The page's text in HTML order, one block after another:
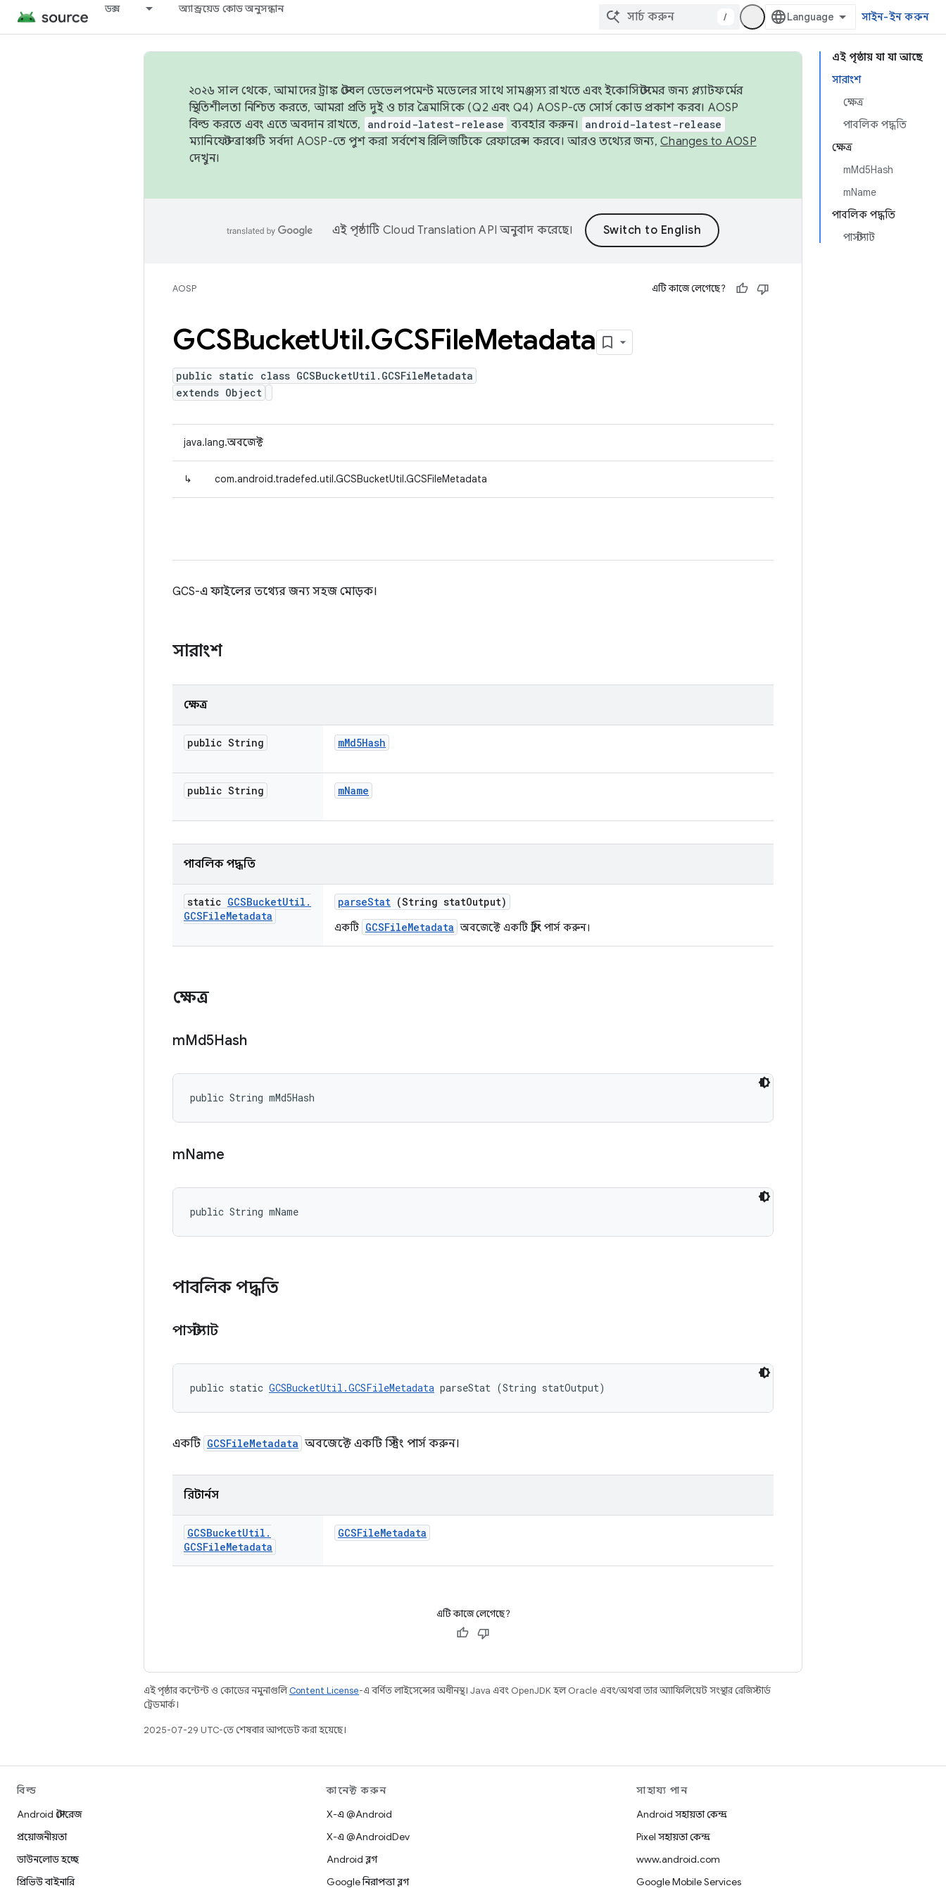
ডক্স অ্যান্ড্রয়েড কোড অনুসন্ধান
/ সাইন-ইন করুন
এই পৃষ্ঠায় যা যা আছে
সারাংশ
ক্ষেত্র
পাবলিক পদ্ধতি
ক্ষেত্র
mMd5Hash
mName
পাবলিক পদ্ধতি
পার্সস্ট্যাট
২০২৬ সাল থেকে, আমাদের ট্রাঙ্ক স্টেবল ডেভেলপমেন্ট মডেলের সাথে সামঞ্জস্য রাখতে এবং ইকোসিস্টেমের জন্য প্ল্যাটফর্মের
স্থিতিশীলতা নিশ্চিত করতে, আমরা প্রতি দুই ও চার ত্রৈমাসিকে (Q2 এবং Q4) AOSP-তে সোর্স কোড প্রকাশ করব। AOSP
বিল্ড করতে এবং এতে অবদান রাখতে,
android-latest-release ব্যবহার করুন। android-latest-release
ম্যানিফেস্ট ব্রাঞ্চটি সর্বদা AOSP-তে পুশ করা সর্বশেষ রিলিজটিকে রেফারেন্স করবে। আরও তথ্যের জন্য, Changes to AOSP
দেখুন।
এই পৃষ্ঠাটি Cloud Translation API অনুবাদ করেছে।
AOSP এটি কাজে লেগেছে?
GCSBucketUtil.GCSFileMetadata
public static class GCSBucketUtil.GCSFileMetadata
extends Object
java.lang.অবজেক্ট
↳ com.android.tradefed.util.GCSBucketUtil.GCSFileMetadata
GCS-এ ফাইলের তথ্যের জন্য সহজ মোড়ক।
সারাংশ
ক্ষেত্র
public String mMd5Hash
public String mName
পাবলিক পদ্ধতি
static GCSBucketUtil .
GCSFileMetadata
parseStat (String statOutput)
একটি GCSFileMetadata অবজেক্টে একটি স্ট্রিং পার্স করুন।
ক্ষেত্র
mMd5Hash
public String mMd5Hash
mName
public String mName
পাবলিক পদ্ধতি
পার্সস্ট্যাট
public static GCSBucketUtil.GCSFileMetadata parseStat (String statOutput)
একটি GCSFileMetadata অবজেক্টে একটি স্ট্রিং পার্স করুন।
রিটার্নস
GCSBucketUtil .
GCSFileMetadata
GCSFileMetadata
এটি কাজে লেগেছে?
এই পৃষ্ঠার কন্টেন্ট ও কোডের নমুনাগুলিContent License-এ বর্ণিত লাইসেন্সের অধীনস্থ। Java এবং OpenJDK হল Oracle এবং/অথবা তার অ্যাফিলিয়েট সংস্থার রেজিস্টার্ড
ট্রেডমার্ক।
2025-07-29 UTC-তে শেষবার আপডেট করা হয়েছে।
বিল্ড
Android স্টোরেজ
প্রয়োজনীয়তা
ডাউনলোড হচ্ছে
প্রিভিউ বাইনারি
কানেক্ট করুন
X-এ @Android
X-এ @AndroidDev
Android ব্লগ
Google নিরাপত্তা ব্লগ
সাহায্য পান
Android সহায়তা কেন্দ্র
Pixel সহায়তা কেন্দ্র
www.android.com
Google Mobile Services